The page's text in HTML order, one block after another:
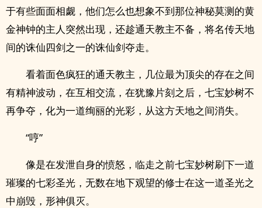
于有些面面相觑，他们怎么也想象不到那位神秘莫测的黄
金神钟的主人突然出现，还趁通天教主不备，将名传天地
间的诛仙四剑之一的诛仙剑夺走。
看着面色疯狂的通天教主，几位最为顶尖的存在之间
有精神波动，在互相交流，在犹豫片刻之后，七宝妙树不
再争夺，化为一道绚丽的光彩，从这方天地之间消失。
“哼”
像是在发泄自身的愤怒，临走之前七宝妙树刷下一道
璀璨的七彩圣光，无数在地下观望的修士在这一道圣光之
中崩毁，形神俱灭。